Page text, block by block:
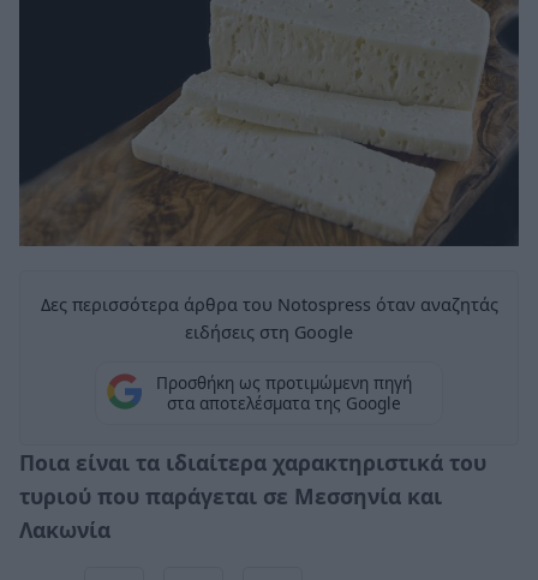
Δες περισσότερα άρθρα του Notospress όταν αναζητάς
ειδήσεις στη Google
Προσθήκη ως προτιμώμενη πηγή
στα αποτελέσματα της Google
Ποια είναι τα ιδιαίτερα χαρακτηριστικά του
τυριού που παράγεται σε Μεσσηνία και
Λακωνία